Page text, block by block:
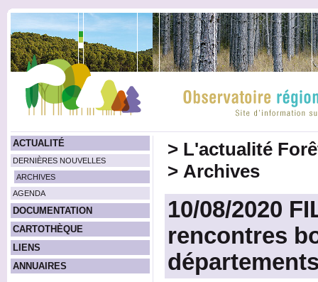
ACTUALITÉ
DERNIÈRES NOUVELLES
ARCHIVES
AGENDA
DOCUMENTATION
CARTOTHÈQUE
LIENS
ANNUAIRES
> L'actualité
> Archives
10/08/2020
rencontres